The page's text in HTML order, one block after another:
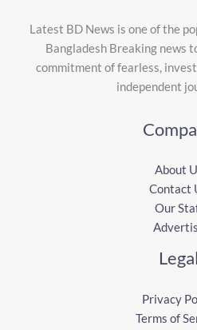
Latest BD News is one of the
Bangladesh Breaking news
commitment of fearless,
independent
About
Contact
Our
Legal
Privacy
Terms of